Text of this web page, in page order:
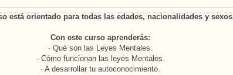
está orientado para todas las edades, nacionalidades y
Con este curso aprenderás:
· Qué son las Leyes Mentales.
· Cómo funcionan las leyes Mentales.
· A desarrollar tu autoconocimiento.